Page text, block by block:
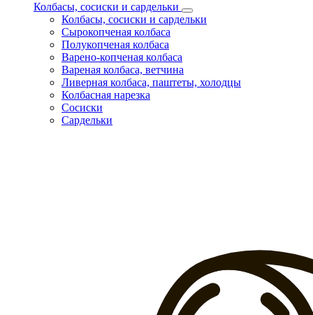
Колбасы, сосиски и сардельки
Колбасы, сосиски и сардельки
Сырокопченая колбаса
Полукопченая колбаса
Варено-копченая колбаса
Вареная колбаса, ветчина
Ливерная колбаса, паштеты, холодцы
Колбасная нарезка
Сосиски
Сардельки